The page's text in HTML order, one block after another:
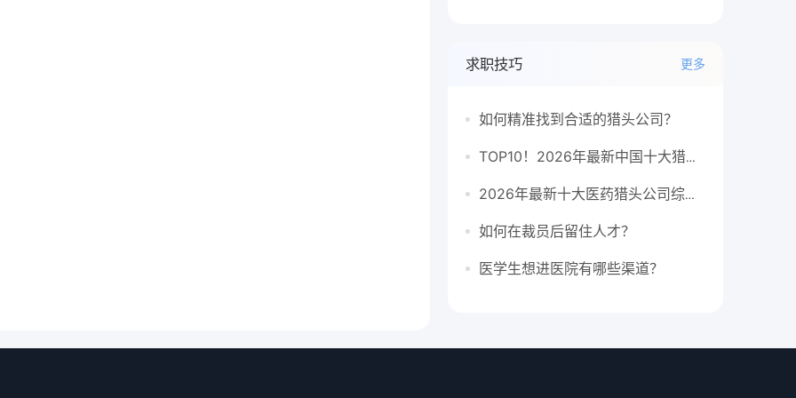
求职技巧 更多
如何精准找到合适的猎头公司？
TOP10！2026年最新中国十大猎头公司排行榜
2026年最新十大医药猎头公司综合排行榜
如何在裁员后留住人才？
医学生想进医院有哪些渠道？